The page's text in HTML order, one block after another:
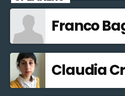
Franco
Claudia